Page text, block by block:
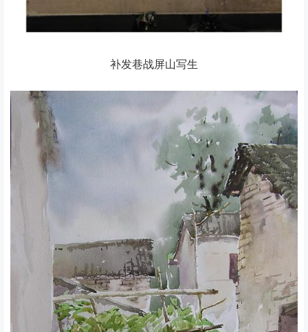
补发巷战屏山写生